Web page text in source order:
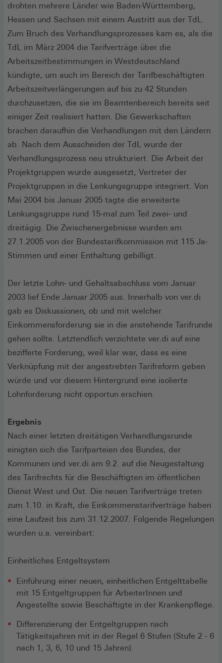
drohten mehrere Länder wie Baden-Württemberg,
Hessen und Sachsen mit einem Austritt aus der TdL.
Zum Bruch des Verhandlungsprozesses kam es, als die
TdL im März 2004 die Tarifverträge über die
Arbeitszeitbestimmungen in Westdeutschland
kündigte, um auch im Bereich der Tarifbeschäftigten
Arbeitszeitverlängerungen auf bis zu 42 Stunden
durchzusetzen, die sie im Beamtenbereich bereits seit
einiger Zeit realisiert hatten. Die Gewerkschaften
brachen daraufhin die Verhandlungen mit den Ländern
ab. Nach dem Ausscheiden der TdL wurde der
Verhandlungsprozess neu strukturiert. Die Arbeit der
Projektgruppen wurde ausgesetzt, Vertreter der
Projektgruppen in die Lenkungsgruppe integriert. Von
Mai 2004 bis Januar 2005 tagte die erweiterte
Lenkungsgruppe rund 15-mal zum Teil zwei- und
dreitägig. Die Zwischenergebnisse wurden am
27.1.2005 von der Bundestarifkommission mit 115 Ja-
Stimmen und einer Enthaltung gebilligt.
Der letzte Lohn- und Gehaltsabschluss vom Januar
2003 lief Ende Januar 2005 aus. Innerhalb von ver.di
gab es Diskussionen, ob und mit welcher
Einkommensforderung sie in die anstehende Tarifrunde
gehen sollte. Letztendlich verzichtete ver.di auf eine
bezifferte Forderung, weil klar war, dass es eine
Verknüpfung mit der angestrebten Tarifreform geben
würde und vor diesem Hintergrund eine isolierte
Lohnforderung nicht opportun erschien.
Ergebnis
Nach einer letzten dreitätigen Verhandlungsrunde
einigten sich die Tarifparteien des Bundes, der
Kommunen und ver.di am 9.2. auf die Neugestaltung
des Tarifrechts für die Beschäftigten im öffentlichen
Dienst West und Ost. Die neuen Tarifverträge treten
zum 1.10. in Kraft, die Einkommenstarifverträge haben
eine Laufzeit bis zum 31.12.2007. Folgende Regelungen
wurden u.a. vereinbart:
Einheitliches Entgeltsystem
Einführung einer neuen, einheitlichen Entgelttabelle
mit 15 Entgeltgruppen für ArbeiterInnen und
Angestellte sowie Beschäftigte in der Krankenpflege.
Differenzierung der Entgeltgruppen nach
Tätigkeitsjahren mit in der Regel 6 Stufen (Stufe 2 - 6
nach 1, 3, 6, 10 und 15 Jahren).